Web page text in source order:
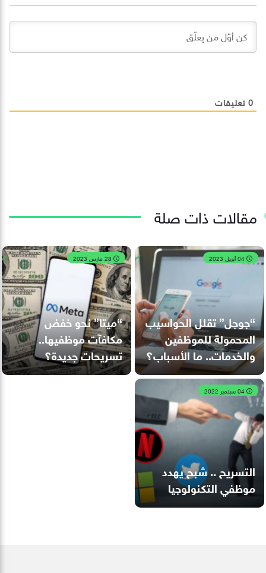
0 تعليقات
مقالات ذات صلة
“جوجل” تقلل الحواسيب
المحمولة للموظفين
والخدمات.. ما الأسباب؟
“ميتا” نحو خفض
مكافآت موظفيها..
تسريحات جديدة؟
التسريح .. شبح يهدد
موظفي التكنولوجيا